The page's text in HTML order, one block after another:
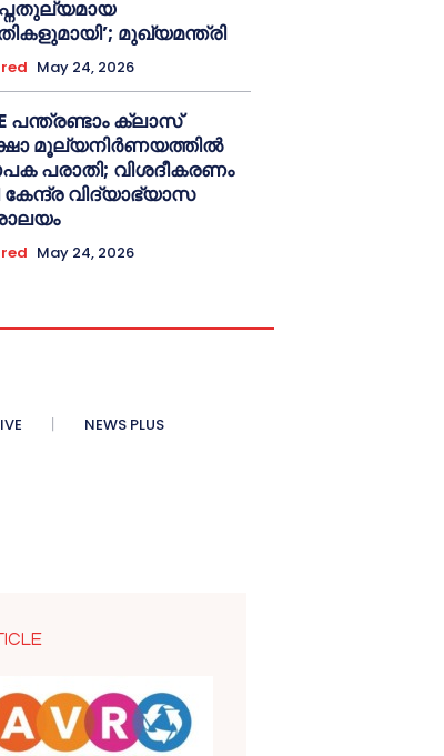
മുഖ്യമന്ത്രി
May 24, 2026
പന്ത്രണ്ടാം ക്ലാസ്
മൂല്യനിർണയത്തിൽ
പരാതി; വിശദീകരണം
കേന്ദ്ര വിദ്യാഭ്യാസ
May 24, 2026
NEWS PLUS